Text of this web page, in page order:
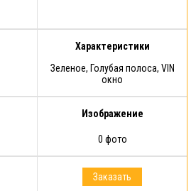
Характеристики
Зеленое, Голубая полоса, VIN
окно
Изображение
0 фото
Заказать